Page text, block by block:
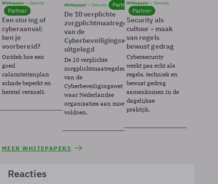
Whitepaper Security
Partner
Een storing of
cyberaanval:
ben je
voorbereid?
Ontdek hoe een
goed
calamiteitenplan
schade beperkt en
herstel versnelt.
Whitepaper Security Partner
De 10 verplichte
zorgplichtmaatregelen
van de
Cyberbeveiligingswet
uitgelegd
De 10 verplichte
zorgplichtmaatregelen
van de
Cyberbeveiligingswet
waar Nederlandse
organisaties aan moeten
voldoen.
Whitepaper Security
Partner
Security als
cultuur - maak
van regels
bewust gedrag
Cybersecurity
werkt pas echt als
regels, techniek en
bewust gedrag
samenkomen in de
dagelijkse
praktijk.
MEER WHITEPAPERS
Reacties